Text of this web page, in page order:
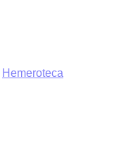
Hemeroteca